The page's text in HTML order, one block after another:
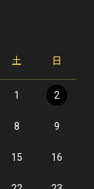
土 日
1 2
8 9
15 16